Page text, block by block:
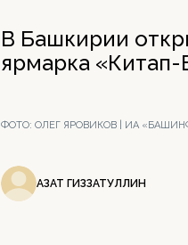
В Башкирии
ярмарка
ФОТО: ОЛЕГ ЯРОВИКОВ | ИА
АЗАТ ГИЗЗАТУЛЛИН